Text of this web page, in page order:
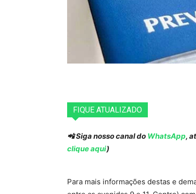
FIQUE ATUALIZADO
📲 Siga nosso canal do WhatsApp,
clique aqui)
Para mais informações destas e